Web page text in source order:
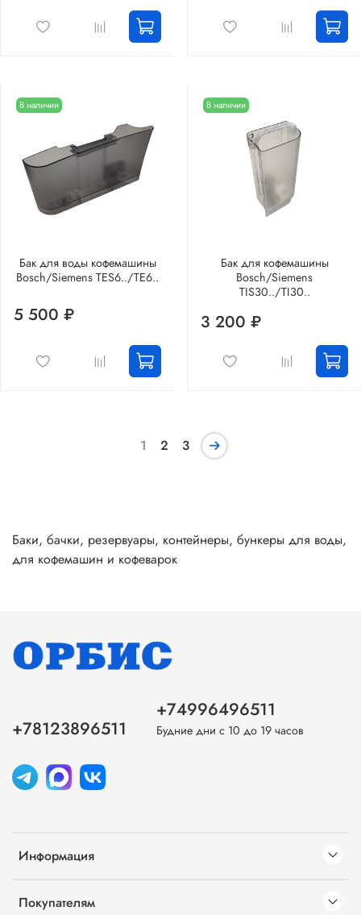
В наличии
Бак для воды кофемашины
Bosch/Siemens TES6../TE6..
5 500 ₽
В наличии
Бак для кофемашины
Bosch/Siemens
TIS30../TI30..
3 200 ₽
1 2 3
Баки, бачки, резервуары, контейнеры, бункеры для воды,
для кофемашин и кофеварок
Информация
Покупателям
+78123896511
+74996496511
Будние дни с 10 до 19 часов